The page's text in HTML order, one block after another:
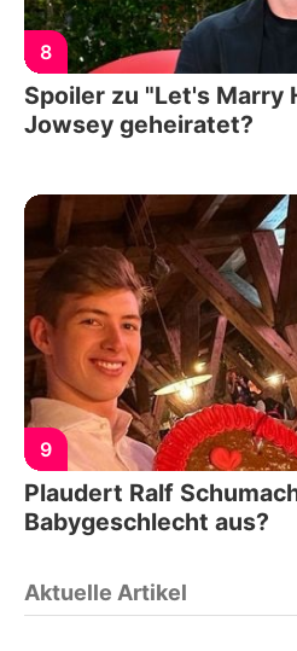
8
Spoiler zu "Let's Marry
Jowsey geheiratet?
9
Plaudert Ralf
Babygeschlecht aus?
Aktuelle Artikel